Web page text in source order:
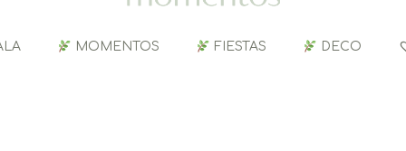
MOMENTOS FIESTAS DECO